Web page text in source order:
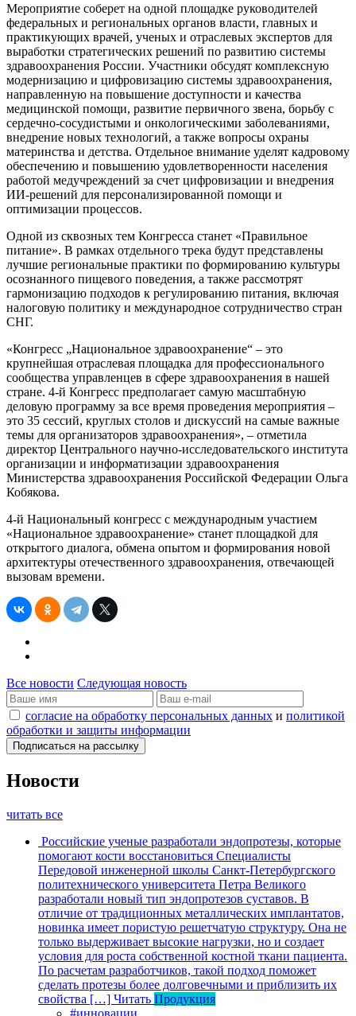
Мероприятие соберет на одной площадке руководителей
федеральных и региональных органов власти, главных и
практикующих врачей, ученых и отраслевых экспертов для
выработки стратегических решений по развитию системы
здравоохранения России. Участники обсудят комплексную
модернизацию и цифровизацию системы здравоохранения,
направленную на повышение доступности и качества
медицинской помощи, развитие первичного звена, борьбу с
сердечно-сосудистыми и онкологическими заболеваниями,
внедрение новых технологий, а также вопросы охраны
материнства и детства. Отдельное внимание уделят кадровому
обеспечению и повышению удовлетворенности населения
работой медучреждений за счет цифровизации и внедрения
ИИ-решений для персонализированной помощи и
оптимизации процессов.
Одной из сквозных тем Конгресса станет «Правильное
питание». В рамках отдельного трека будут представлены
лучшие региональные практики по формированию культуры
осознанного пищевого поведения, а также рассмотрят
гармонизацию подходов к регулированию питания, включая
налоговую политику и международное сотрудничество стран
СНГ.
«Конгресс „Национальное здравоохранение“ – это
крупнейшая отраслевая площадка для профессионального
сообщества управленцев в сфере здравоохранения в нашей
стране. 4-й Конгресс предполагает самую масштабную
деловую программу за все время проведения мероприятия –
это 35 сессий, круглых столов и дискуссий на самые важные
темы для организаторов здравоохранения», – отметила
директор Центрального научно-исследовательского института
организации и информатизации здравоохранения
Министерства здравоохранения Российской Федерации Ольга
Кобякова.
4-й Национальный конгресс с международным участием
«Национальное здравоохранение» станет площадкой для
открытого диалога, обмена опытом и формирования новой
архитектуры отечественного здравоохранения, отвечающей
вызовам времени.
Все новости Следующая новость
согласие на обработку персональных данных и политикой
обработки и защиты информации
Новости
читать все
Российские ученые разработали эндопротезы, которые
помогают кости восстановиться Специалисты
Передовой инженерной школы Санкт-Петербургского
политехнического университета Петра Великого
разработали новый тип эндопротезов суставов. В
отличие от традиционных металлических имплантатов,
новинка имеет пористую решетчатую структуру. Она не
только выдерживает высокие нагрузки, но и создает
условия для роста собственной костной ткани пациента.
По расчетам разработчиков, такой подход поможет
сделать протезы более долговечными и приблизить их
свойства […] Читать Продукция
#инновации